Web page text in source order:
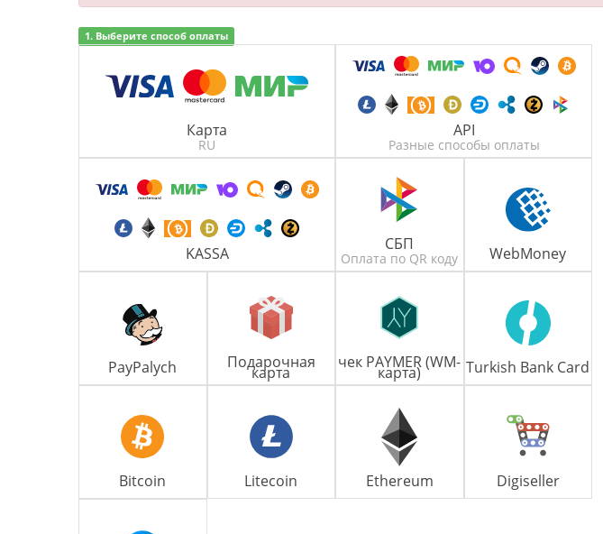
1. Выберите способ оплаты
Карта
RU
API
Разные способы оплаты
KASSA СБП
Оплата по QR коду WebMoney
PayPalych Подарочная
карта
чек PAYMER (WM-
карта) Turkish Bank Card
Bitcoin Litecoin Ethereum Digiseller